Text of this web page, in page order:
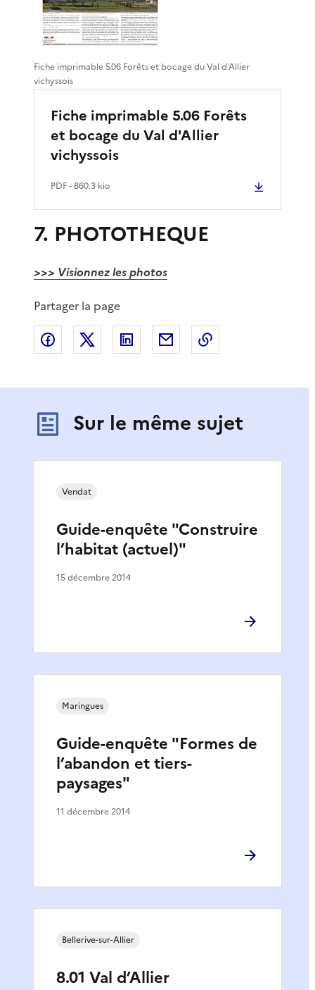
Fiche imprimable 5.06 Forêts et bocage du Val d'Allier
vichyssois
Fiche imprimable 5.06 Forêts
et bocage du Val d'Allier
vichyssois
PDF- 860.3 kio
7. PHOTOTHEQUE
>>> Visionnez les photos
Partager la page
Partager sur Facebook
Partager sur XPartager sur LinkedIn
Partager par email
Sur le même sujet
Guide-enquête "Construire
l’habitat (actuel)"
Vendat
15 décembre 2014
Guide-enquête "Formes de
l’abandon et tiers-
paysages"
Maringues
11 décembre 2014
8.01 Val d’Allier
Bellerive-sur-Allier